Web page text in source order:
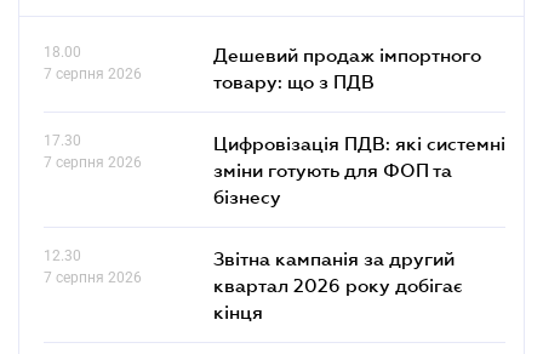
18.00
7 серпня 2026
Дешевий продаж імпортного
товару: що з ПДВ
17.30
7 серпня 2026
Цифровізація ПДВ: які системні
зміни готують для ФОП та
бізнесу
12.30
7 серпня 2026
Звітна кампанія за другий
квартал 2026 року добігає
кінця